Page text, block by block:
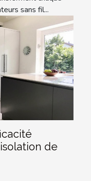
sans fil...
de